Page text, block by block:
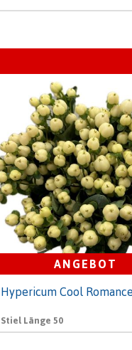
ANGEBOT
Hypericum Cool Romance
Kolli 1
Inhalt
200 Herkunftsland
Stiel Länge 50